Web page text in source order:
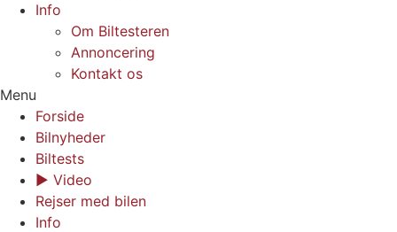
Info
Om Biltesteren
Annoncering
Kontakt os
Menu
Forside
Bilnyheder
Biltests
▶︎ Video
Rejser med bilen
Info